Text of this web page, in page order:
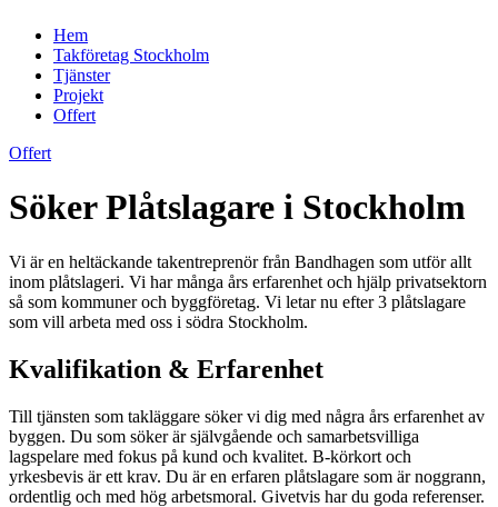
Hem
Takföretag Stockholm
Tjänster
Projekt
Offert
Offert
Söker Plåtslagare i Stockholm
Vi är en heltäckande takentreprenör från Bandhagen som utför allt
inom plåtslageri. Vi har många års erfarenhet och hjälp privatsektorn
så som kommuner och byggföretag. Vi letar nu efter 3 plåtslagare
som vill arbeta med oss i södra Stockholm.
Kvalifikation & Erfarenhet
Till tjänsten som takläggare söker vi dig med några års erfarenhet av
byggen. Du som söker är självgående och samarbetsvilliga
lagspelare med fokus på kund och kvalitet. B-körkort och
yrkesbevis är ett krav. Du är en erfaren plåtslagare som är noggrann,
ordentlig och med hög arbetsmoral. Givetvis har du goda referenser.